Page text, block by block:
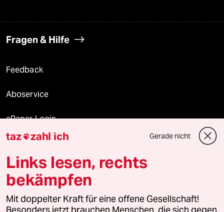
Fragen & Hilfe
Feedback
Aboservice
ePaper Login
Downloads für Abonnierende
© 2026 taz Verlags und Vertriebs GmbH
Alle Rechte vorbehalten. Bei rechtlichen Fragen oder für Genehmigungen
wenden Sie sich bitte an
lizenzen@taz.de
taz zahl ich Gerade nicht
Links lesen, rechts
bekämpfen
Mit doppelter Kraft für eine offene Gesellschaft!